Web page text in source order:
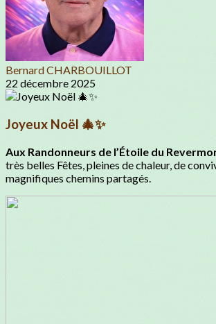
Bernard CHARBOUILLOT
22 décembre 2025
Joyeux Noël 🎄✨
Aux Randonneurs de l’Étoile du
très belles Fêtes, pleines de chaleur, de
magnifiques chemins partagés.